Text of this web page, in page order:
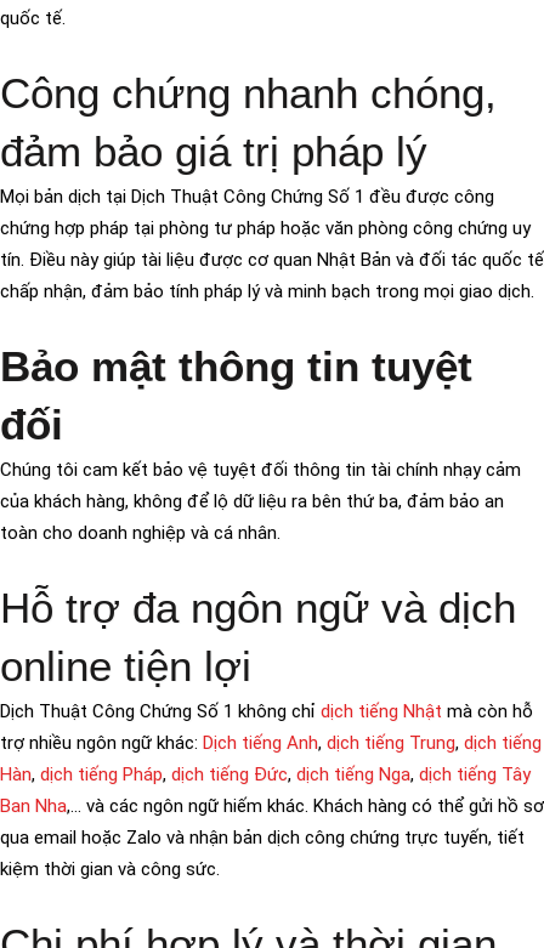
quốc tế.
Công chứng nhanh chóng,
đảm bảo giá trị pháp lý
Mọi bản dịch tại Dịch Thuật Công Chứng Số 1 đều được công
chứng hợp pháp tại phòng tư pháp hoặc văn phòng công chứng uy
tín. Điều này giúp tài liệu được cơ quan Nhật Bản và đối tác quốc tế
chấp nhận, đảm bảo tính pháp lý và minh bạch trong mọi giao dịch.
Bảo mật thông tin tuyệt
đối
Chúng tôi cam kết bảo vệ tuyệt đối thông tin tài chính nhạy cảm
của khách hàng, không để lộ dữ liệu ra bên thứ ba, đảm bảo an
toàn cho doanh nghiệp và cá nhân.
Hỗ trợ đa ngôn ngữ và dịch
online tiện lợi
Dịch Thuật Công Chứng Số 1 không chỉ dịch tiếng Nhật mà còn hỗ
trợ nhiều ngôn ngữ khác: Dịch tiếng Anh, dịch tiếng Trung, dịch tiếng
Hàn, dịch tiếng Pháp, dịch tiếng Đức, dịch tiếng Nga, dịch tiếng Tây
Ban Nha,… và các ngôn ngữ hiếm khác. Khách hàng có thể gửi hồ sơ
qua email hoặc Zalo và nhận bản dịch công chứng trực tuyến, tiết
kiệm thời gian và công sức.